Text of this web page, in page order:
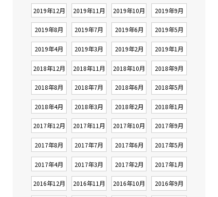
2019年12月 2019年11月 2019年10月 2019年9月
2019年8月 2019年7月 2019年6月 2019年5月
2019年4月 2019年3月 2019年2月 2019年1月
2018年12月 2018年11月 2018年10月 2018年9月
2018年8月 2018年7月 2018年6月 2018年5月
2018年4月 2018年3月 2018年2月 2018年1月
2017年12月 2017年11月 2017年10月 2017年9月
2017年8月 2017年7月 2017年6月 2017年5月
2017年4月 2017年3月 2017年2月 2017年1月
2016年12月 2016年11月 2016年10月 2016年9月